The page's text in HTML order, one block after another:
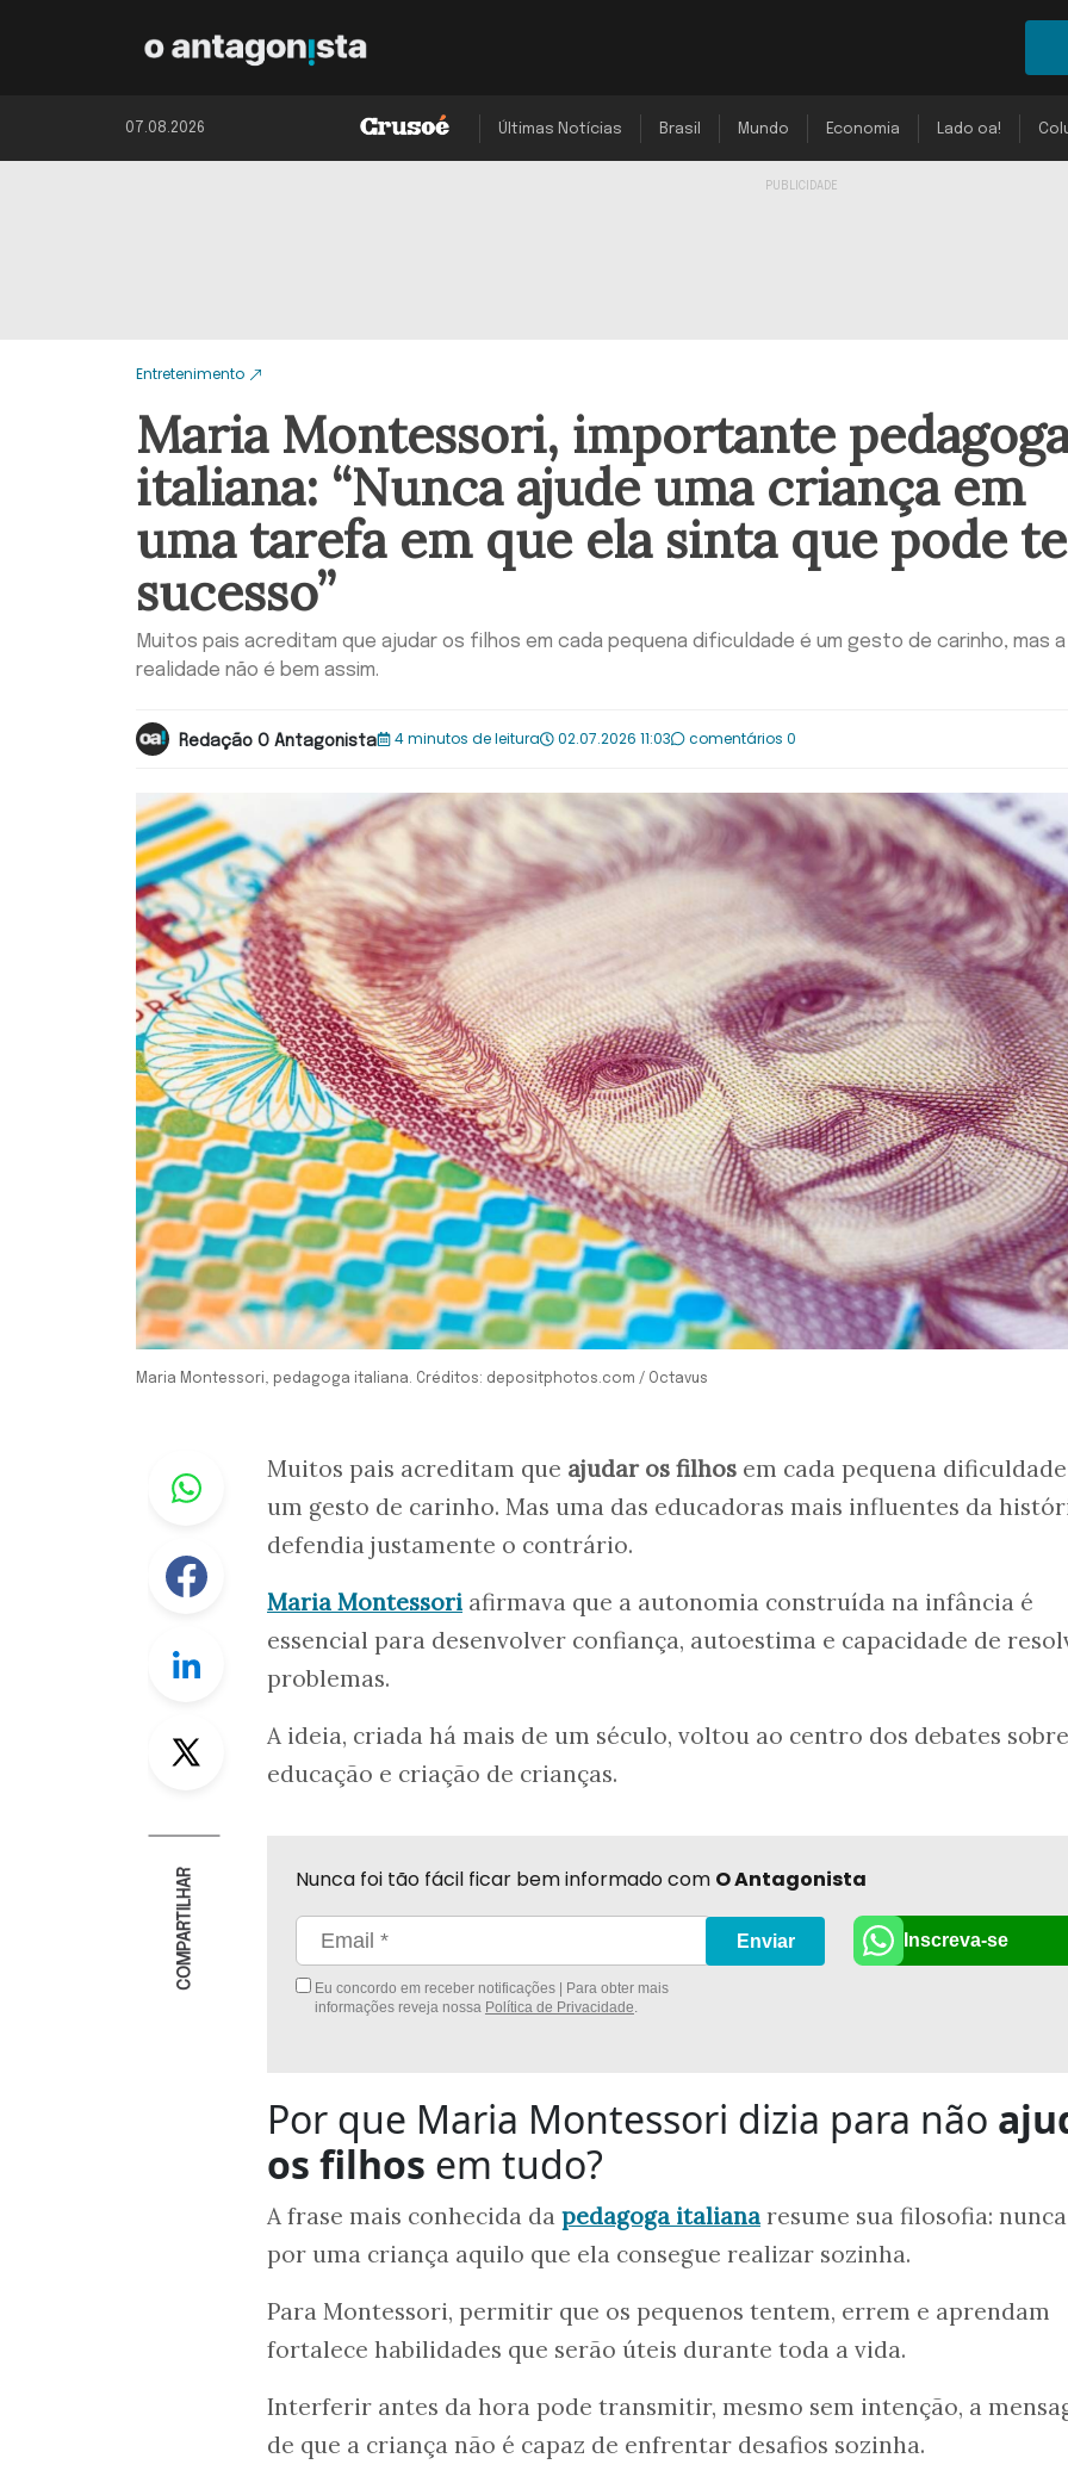
07.08.2026 Últimas Notícias Brasil Mundo Economia Lado oa!
Entretenimento
Maria Montessori, importante
italiana: “Nunca ajude uma criança em
uma tarefa em que ela sinta que pode
sucesso”
Muitos pais acreditam que ajudar os filhos em cada pequena dificuldade é um gesto de carinho, mas a
realidade não é bem assim.
Redação O Antagonista 4 minutos de leitura 02.07.2026 11:03 comentários 0
Maria Montessori, pedagoga italiana. Créditos: depositphotos.com / Octavus
Whastapp
Facebook
Linkedin
Twitter
COMPARTILHAR
Muitos pais acreditam que ajudar os filhos em cada pequena
um gesto de carinho. Mas uma das educadoras mais influentes da
defendia justamente o contrário.
Maria Montessori afirmava que a autonomia construída na infância é
essencial para desenvolver confiança, autoestima e capacidade de
problemas.
A ideia, criada há mais de um século, voltou ao centro dos debates sobre
educação e criação de crianças.
Nunca foi tão fácil ficar bem informado com O Antagonista
Eu concordo em receber notificações | Para obter mais
informações reveja nossa Política de Privacidade.
Enviar Inscreva-se
Por que Maria Montessori dizia para não
os filhos em tudo?
A frase mais conhecida da pedagoga italiana resume sua filosofia:
por uma criança aquilo que ela consegue realizar sozinha.
Para Montessori, permitir que os pequenos tentem, errem e aprendam
fortalece habilidades que serão úteis durante toda a vida.
Interferir antes da hora pode transmitir, mesmo sem intenção, a
de que a criança não é capaz de enfrentar desafios sozinha.